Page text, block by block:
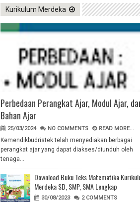
Kurikulum Merdeka
Perbedaan Perangkat Ajar, Modul Ajar,
Bahan Ajar
25/03/2024 NO COMMENTS READ MORE...
Kemendikbudristek telah menyediakan berbagai
perangkat ajar yang dapat diakses/diunduh oleh
tenaga...
Download Buku Teks Matematika
Merdeka SD, SMP, SMA Lengkap
30/08/2023 2 COMMENTS